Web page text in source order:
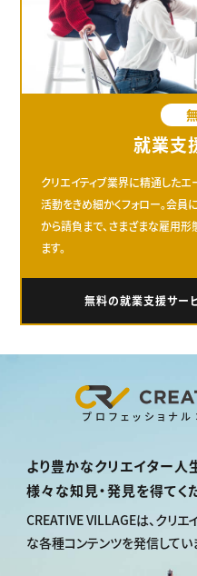
就業支
クリエイティブ業界に精通した
活動をきめ細かくフォロー。会員
から請負まで、さまざまな雇用
ます。
無料の就業支援サー
プロフェッショナ
より豊かなクリエイター人
様々な知見・発見を得てく
CREATIVE VILLAGEは、クリエ
な各種コンテンツを発信してい